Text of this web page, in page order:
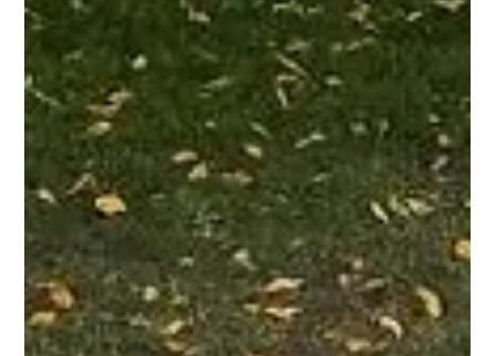
Ferland medence
márc. 31.
2 perc olvasás
Medencefedés tavasszal: okos döntés a
szezon előtt
Ahogy a tél lassan elengedi a kertet, egyre többen kezdünk el
azon gondolkodni, hogyan hozzuk formába a kültéri tereinket a
tavaszi-nyári szezonra. A medence ilyenkor különösen fókuszba
kerül: takarítás, gépészet, vízkezelés, és persze a nagy kérdés –
hogyan lehet idén kevesebb munkával, kevesebb költséggel és
több élménnyel használni? A válasz sok esetben egyszerű: